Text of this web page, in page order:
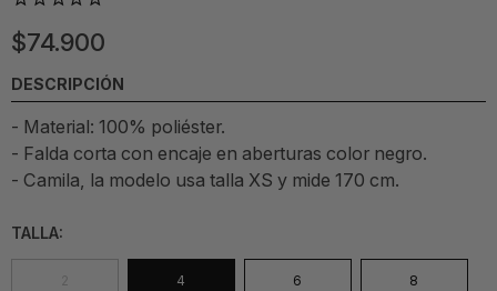
$74.900
DESCRIPCIÓN
- Material: 100% poliéster.
- Falda corta con encaje en aberturas color negro.
- Camila, la modelo usa talla XS y mide 170 cm.
TALLA:
2 4 6 8